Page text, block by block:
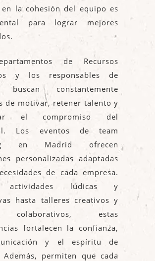
la cohesión del equipo es
para lograr mejores
de Recursos
y los responsables de
buscan constantemente
de motivar, retener talento y
el compromiso del
Los eventos de team
en Madrid ofrecen
personalizadas adaptadas
de cada empresa.
actividades lúdicas y
hasta talleres creativos y
colaborativos, estas
fortalecen la confianza,
y el espíritu de
Además, permiten que cada